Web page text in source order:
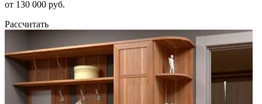
от 130 000 руб.
Рассчитать